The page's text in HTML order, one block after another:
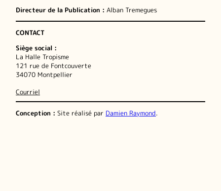
Directeur de la Publication : Alban Tremegues
CONTACT
Siège social :
La Halle Tropisme
121 rue de Fontcouverte
34070 Montpellier
Courriel
Conception : Site réalisé par Damien Raymond.